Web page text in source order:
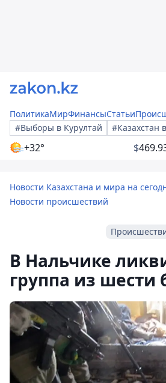
ПолитикаМирФинансыСтатьи
#Выборы в Курултай
#Казахстан
+32° $
Новости Казахстана и мира на
Новости происшествий
В Нальчике
группа из шести